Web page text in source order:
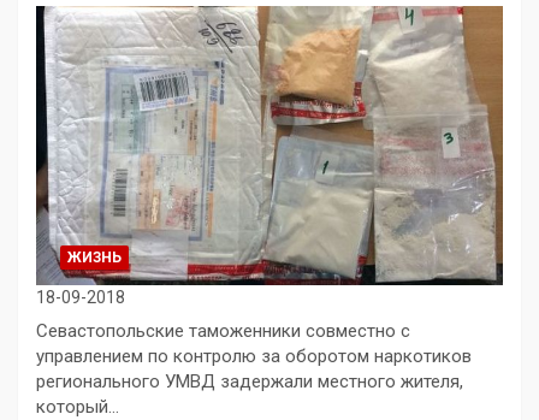
ЖИЗНЬ
18-09-2018
Севастопольские таможенники совместно с
управлением по контролю за оборотом наркотиков
регионального УМВД задержали местного жителя,
который…